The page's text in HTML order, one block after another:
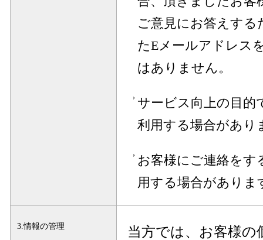
ご意見にお答えす
たEメールアドレス
はありません。
サービス向上の目的
利用する場合があり
お客様にご連絡をす
用する場合がありま
3.情報の管理
当方では、お客様の